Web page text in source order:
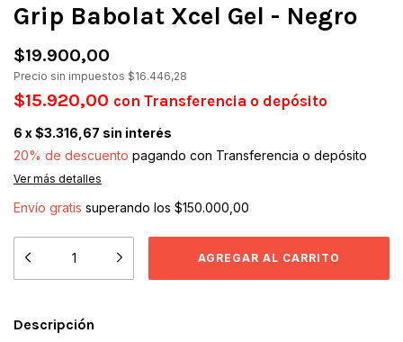
Grip Babolat Xcel Gel - Negro
$19.900,00
Precio sin impuestos $16.446,28
$15.920,00 con Transferencia o depósito
6 x$3.316,67 sin interés
20% de descuento pagando con Transferencia o depósito
Ver más detalles
Envío gratis superando los $150.000,00
Descripción